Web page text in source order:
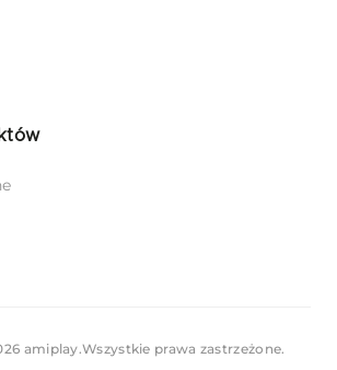
amiplay.Wszystkie prawa zastrzeżone.